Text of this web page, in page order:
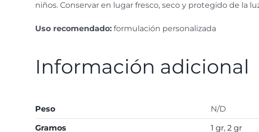
niños. Conservar en lugar fresco, seco y protegido de la
Uso recomendado:formulación personalizada
Información adicional
Peso N/D
Gramos 1 gr, 2 gr